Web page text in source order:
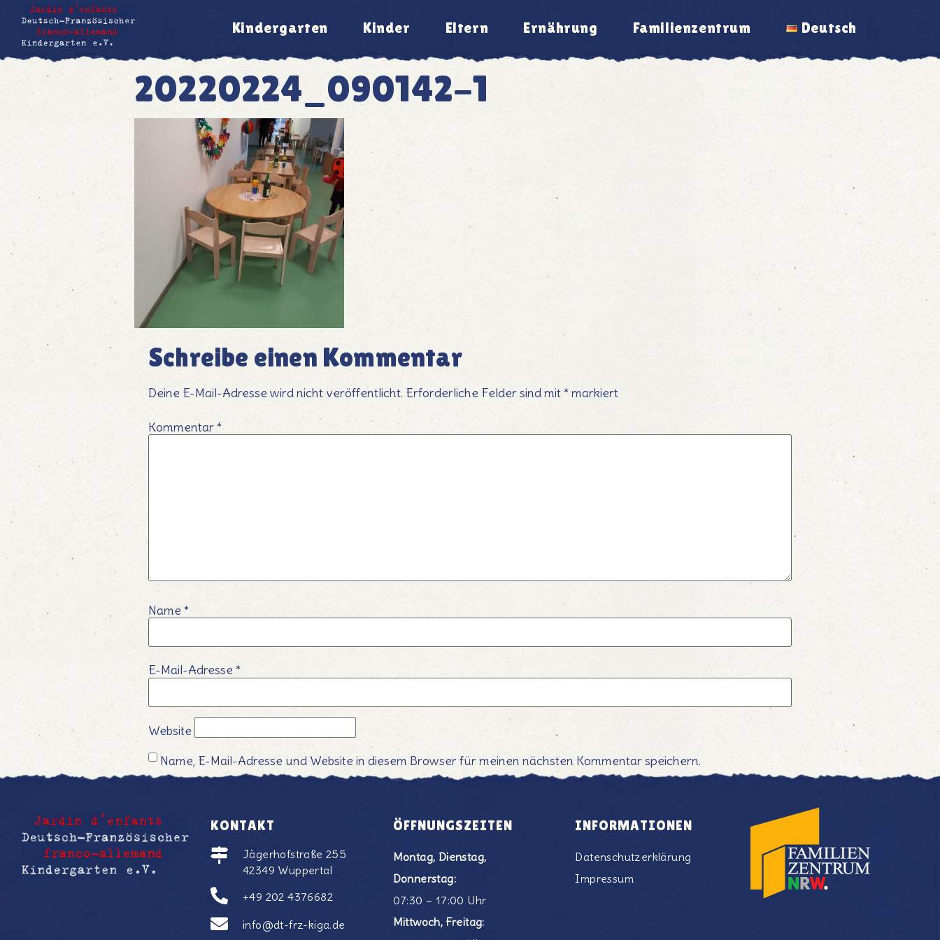
Kindergarten Kinder Eltern Ernährung Familienzentrum Deutsch
20220224_090142-1
Schreibe einen Kommentar
Deine E-Mail-Adresse wird nicht veröffentlicht. Erforderliche Felder sind mit* markiert
Kommentar*
Name *
E-Mail-Adresse *
Website
Name, E-Mail-Adresse und Website in diesem Browser für meinen nächsten Kommentar speichern.
KONTAKT
Jägerhofstraße 255
42349 Wuppertal
+49 202 4376682
info@dt-frz-kiga.de
ÖFFNUNGSZEITEN
Montag, Dienstag,
Donnerstag:
07:30 – 17:00 Uhr
Mittwoch, Freitag:
INFORMATIONEN
Datenschutzerklärung
Impressum